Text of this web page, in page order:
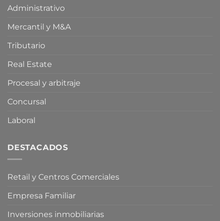
Administrativo
Mercantil y M&A
Tributario
Real Estate
Procesal y arbitraje
Concursal
Laboral
DESTACADOS
Retail y Centros Comerciales
Empresa Familiar
Inversiones inmobiliarias